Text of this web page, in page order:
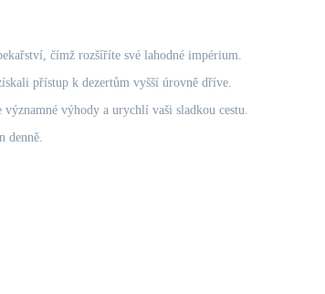
čímž rozšíříte své lahodné impérium.
přístup k dezertům vyšší úrovně dříve.
výhody a urychlí vaši sladkou cestu.
denně.